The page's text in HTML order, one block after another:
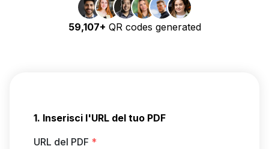
59,107+ QR codes generated
1. Inserisci l'URL del tuo PDF
URL del PDF *